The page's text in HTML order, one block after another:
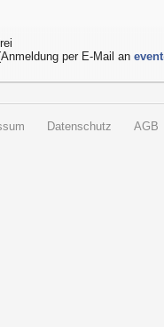
per E-Mail an
Datenschutz AGB